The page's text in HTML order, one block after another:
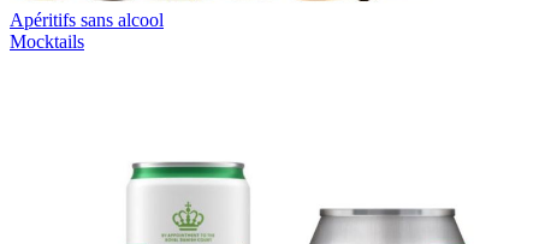
Apéritifs sans alcool
Mocktails